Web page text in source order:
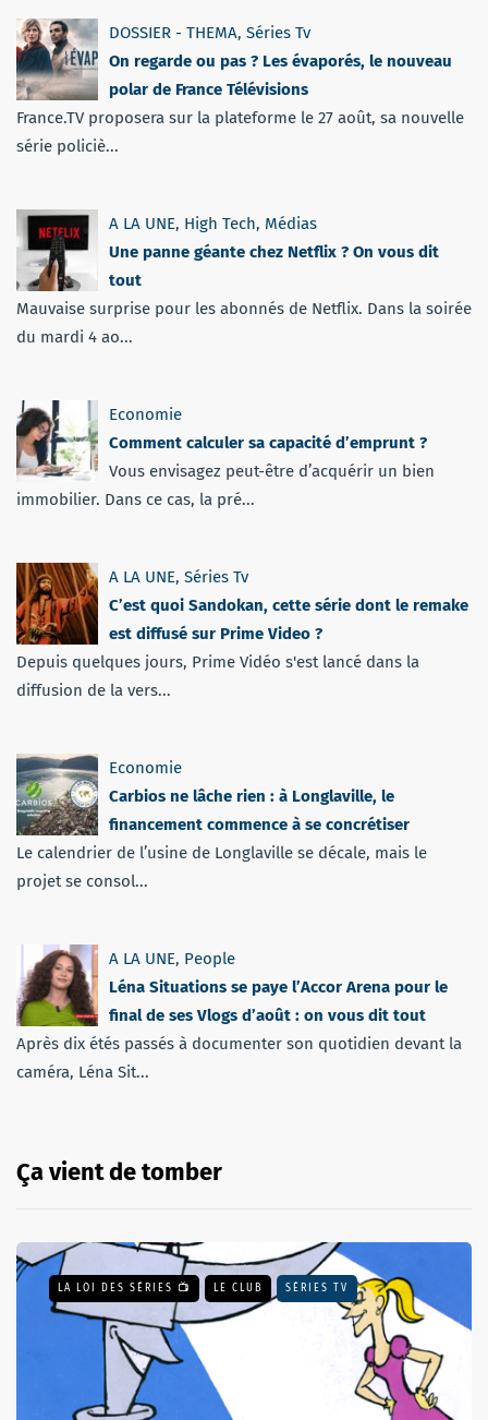
DOSSIER - THEMA, Séries Tv
On regarde ou pas ? Les évaporés, le nouveau
polar de France Télévisions
France.TV proposera sur la plateforme le 27 août, sa nouvelle
série policiè...
A LA UNE, High Tech, Médias
Une panne géante chez Netflix ? On vous dit
tout
Mauvaise surprise pour les abonnés de Netflix. Dans la soirée
du mardi 4 ao...
Economie
Comment calculer sa capacité d’emprunt ?
Vous envisagez peut-être d’acquérir un bien
immobilier. Dans ce cas, la pré...
A LA UNE, Séries Tv
C’est quoi Sandokan, cette série dont le remake
est diffusé sur Prime Video ?
Depuis quelques jours, Prime Vidéo s'est lancé dans la
diffusion de la vers...
Economie
Carbios ne lâche rien : à Longlaville, le
financement commence à se concrétiser
Le calendrier de l’usine de Longlaville se décale, mais le
projet se consol...
A LA UNE, People
Léna Situations se paye l’Accor Arena pour le
final de ses Vlogs d’août : on vous dit tout
Après dix étés passés à documenter son quotidien devant la
caméra, Léna Sit...
Ça vient de tomber
LA LOI DES SÉRIES 📺 LE CLUB SÉRIES TV